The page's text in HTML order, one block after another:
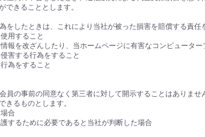
できることとします。
をしたときは、これにより当社が被った損害を賠償する責任
用すること
報を改ざんしたり、当ホームページに有害なコンピュータ
害する行為をすること
為をすること
員の事前の同意なく第三者に対して開示することはありま
きるものとします。
合
するために必要であると当社が判断した場合